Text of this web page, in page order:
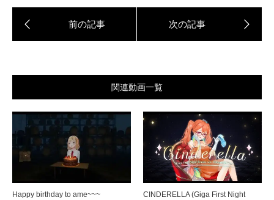
関連動画一覧
Happy birthday to ame~~~
CINDERELLA (Giga First Night